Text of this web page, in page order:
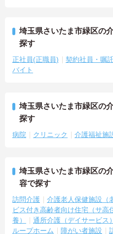
埼玉県さいたま市緑区の
探す
正社員(正職員) 契約社員・嘱
バイト
埼玉県さいたま市緑区の
探す
病院 クリニック 介護福祉施
埼玉県さいたま市緑区の
容で探す
訪問介護 介護老人保健施設（
ビス付き高齢者向け住宅（サ高
養）
通所介護（デイサービス）
ループホーム
障がい者施設